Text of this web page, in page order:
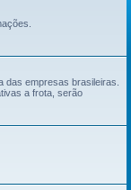
das empresas brasileiras.
a frota, serão